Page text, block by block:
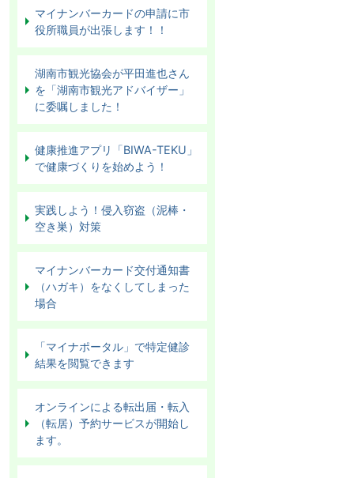
マイナンバーカードの申請に市
役所職員が出張します！！
湖南市観光協会が平田進也さん
を「湖南市観光アドバイザー」
に委嘱しました！
健康推進アプリ「BIWA-TEKU」
で健康づくりを始めよう！
実践しよう！侵入窃盗（泥棒・
空き巣）対策
マイナンバーカード交付通知書
（ハガキ）をなくしてしまった
場合
「マイナポータル」で特定健診
結果を閲覧できます
オンラインによる転出届・転入
（転居）予約サービスが開始し
ます。